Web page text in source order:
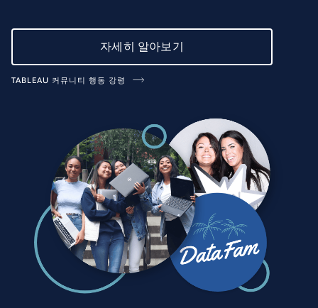
자세히 알아보기
TABLEAU 커뮤니티 행동 강령